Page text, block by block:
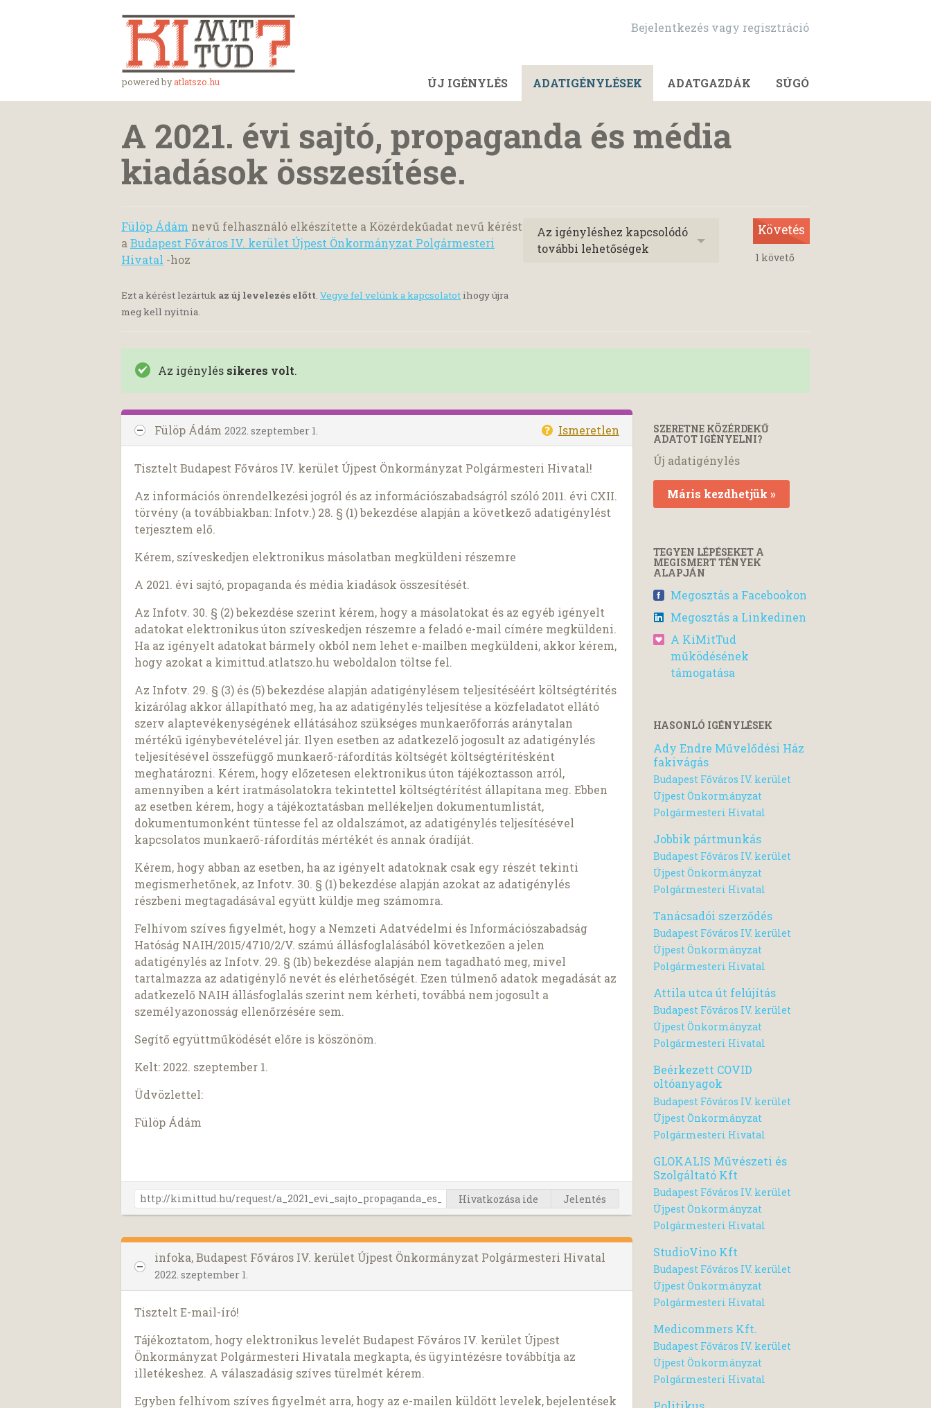
powered byatlatszo.hu
Bejelentkezés vagy regisztráció
ÚJ IGÉNYLÉS ADATIGÉNYLÉSEK ADATGAZDÁK SÚGÓ
A 2021. évi sajtó, propaganda és média
kiadások összesítése.
Fülöp Ádám nevű felhasználó elkészítette a Közérdekűadat nevű kérést
a Budapest Főváros IV. kerület Újpest Önkormányzat Polgármesteri
Hivatal -hoz
Ezt a kérést lezártuk az új levelezés előtt. Vegye fel velünk a kapcsolatotihogy újra
meg kell nyitnia.
Az igényléshez kapcsolódó
további lehetőségek
Követés
1 követő
Az igénylés sikeres volt.
Fülöp Ádám 2022. szeptember 1. Ismeretlen
Tisztelt Budapest Főváros IV. kerület Újpest Önkormányzat Polgármesteri Hivatal!
Az információs önrendelkezési jogról és az információszabadságról szóló 2011. évi CXII.
törvény (a továbbiakban: Infotv.) 28. § (1) bekezdése alapján a következő adatigénylést
terjesztem elő.
Kérem, szíveskedjen elektronikus másolatban megküldeni részemre
A 2021. évi sajtó, propaganda és média kiadások összesítését.
Az Infotv. 30. § (2) bekezdése szerint kérem, hogy a másolatokat és az egyéb igényelt
adatokat elektronikus úton szíveskedjen részemre a feladó e-mail címére megküldeni.
Ha az igényelt adatokat bármely okból nem lehet e-mailben megküldeni, akkor kérem,
hogy azokat a kimittud.atlatszo.hu weboldalon töltse fel.
Az Infotv. 29. § (3) és (5) bekezdése alapján adatigénylésem teljesítéséért költségtérítés
kizárólag akkor állapítható meg, ha az adatigénylés teljesítése a közfeladatot ellátó
szerv alaptevékenységének ellátásához szükséges munkaerőforrás aránytalan
mértékű igénybevételével jár. Ilyen esetben az adatkezelő jogosult az adatigénylés
teljesítésével összefüggő munkaerő-ráfordítás költségét költségtérítésként
meghatározni. Kérem, hogy előzetesen elektronikus úton tájékoztasson arról,
amennyiben a kért iratmásolatokra tekintettel költségtérítést állapítana meg. Ebben
az esetben kérem, hogy a tájékoztatásban mellékeljen dokumentumlistát,
dokumentumonként tüntesse fel az oldalszámot, az adatigénylés teljesítésével
kapcsolatos munkaerő-ráfordítás mértékét és annak óradíját.
Kérem, hogy abban az esetben, ha az igényelt adatoknak csak egy részét tekinti
megismerhetőnek, az Infotv. 30. § (1) bekezdése alapján azokat az adatigénylés
részbeni megtagadásával együtt küldje meg számomra.
Felhívom szíves figyelmét, hogy a Nemzeti Adatvédelmi és Információszabadság
Hatóság NAIH/2015/4710/2/V. számú állásfoglalásából következően a jelen
adatigénylés az Infotv. 29. § (1b) bekezdése alapján nem tagadható meg, mivel
tartalmazza az adatigénylő nevét és elérhetőségét. Ezen túlmenő adatok megadását az
adatkezelő NAIH állásfoglalás szerint nem kérheti, továbbá nem jogosult a
személyazonosság ellenőrzésére sem.
Segítő együttműködését előre is köszönöm.
Kelt: 2022. szeptember 1.
Üdvözlettel:
Fülöp Ádám
Hivatkozása ide Jelentés
infoka, Budapest Főváros IV. kerület Újpest Önkormányzat Polgármesteri Hivatal
2022. szeptember 1.
Tisztelt E-mail-író!
Tájékoztatom, hogy elektronikus levelét Budapest Főváros IV. kerület Újpest
Önkormányzat Polgármesteri Hivatala megkapta, és ügyintézésre továbbítja az
illetékeshez. A válaszadásig szíves türelmét kérem.
Egyben felhívom szíves figyelmét arra, hogy az e-mailen küldött levelek, bejelentések
SZERETNE KÖZÉRDEKŰ
ADATOT IGÉNYELNI?
Új adatigénylés
Máris kezdhetjük »
TEGYEN LÉPÉSEKET A
MEGISMERT TÉNYEK
ALAPJÁN
Megosztás a Facebookon
Megosztás a Linkedinen
A KiMitTud
működésének
támogatása
HASONLÓ IGÉNYLÉSEK
Ady Endre Művelődési Ház
fakivágás
Budapest Főváros IV. kerület
Újpest Önkormányzat
Polgármesteri Hivatal
Jobbik pártmunkás
Budapest Főváros IV. kerület
Újpest Önkormányzat
Polgármesteri Hivatal
Tanácsadói szerződés
Budapest Főváros IV. kerület
Újpest Önkormányzat
Polgármesteri Hivatal
Attila utca út felújítás
Budapest Főváros IV. kerület
Újpest Önkormányzat
Polgármesteri Hivatal
Beérkezett COVID
oltóanyagok
Budapest Főváros IV. kerület
Újpest Önkormányzat
Polgármesteri Hivatal
GLOKALIS Művészeti és
Szolgáltató Kft
Budapest Főváros IV. kerület
Újpest Önkormányzat
Polgármesteri Hivatal
StudioVino Kft
Budapest Főváros IV. kerület
Újpest Önkormányzat
Polgármesteri Hivatal
Medicommers Kft.
Budapest Főváros IV. kerület
Újpest Önkormányzat
Polgármesteri Hivatal